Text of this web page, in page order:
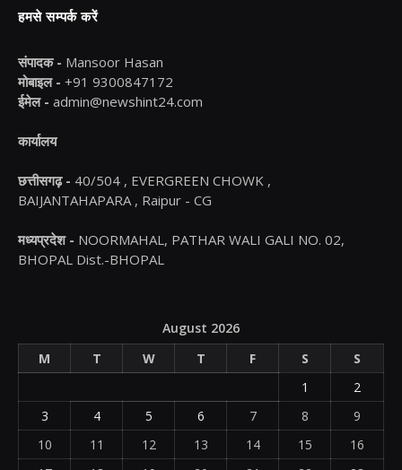
हमसे सम्पर्क करें
संपादक - Mansoor Hasan
मोबाइल - +91 9300847172
ईमेल - admin@newshint24.com
कार्यालय
छत्तीसगढ़ - 40/504 , EVERGREEN CHOWK ,
BAIJANTAHAPARA , Raipur - CG
मध्यप्रदेश - NOORMAHAL, PATHAR WALI GALI NO. 02,
BHOPAL Dist.-BHOPAL
August 2026
M
T W T F S
S
1
2
3
4 5 6 7 8
9
10
11 12 13 14 15
16